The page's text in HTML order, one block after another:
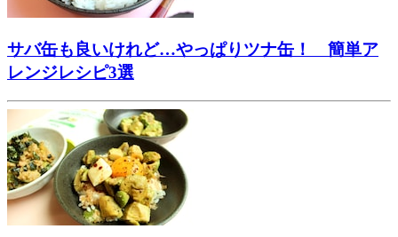
サバ缶も良いけれど…やっぱりツナ缶！ 簡単ア
レンジレシピ3選